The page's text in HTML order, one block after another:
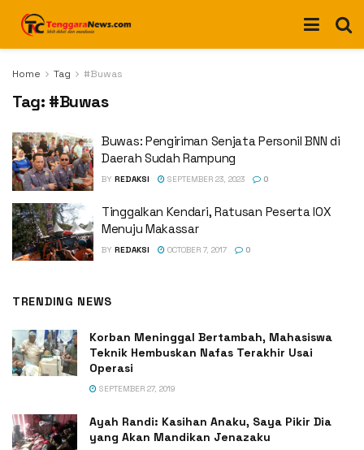
Home Tag #Buwas
Tag: #Buwas
Buwas: Pengiriman Senjata Personil BNN di
Daerah Sudah Rampung
BY REDAKSI SEPTEMBER 23, 2023 0
Tinggalkan Kendari, Ratusan Peserta IOX
Menuju Makassar
BY REDAKSI OCTOBER 7, 2017 0
TRENDING NEWS
Korban Meninggal Bertambah, Mahasiswa
Teknik Hembuskan Nafas Terakhir Usai
Operasi
SEPTEMBER 27, 2019
Ayah Randi: Kasihan Anaku, Saya Pikir Dia
yang Akan Mandikan Jenazaku